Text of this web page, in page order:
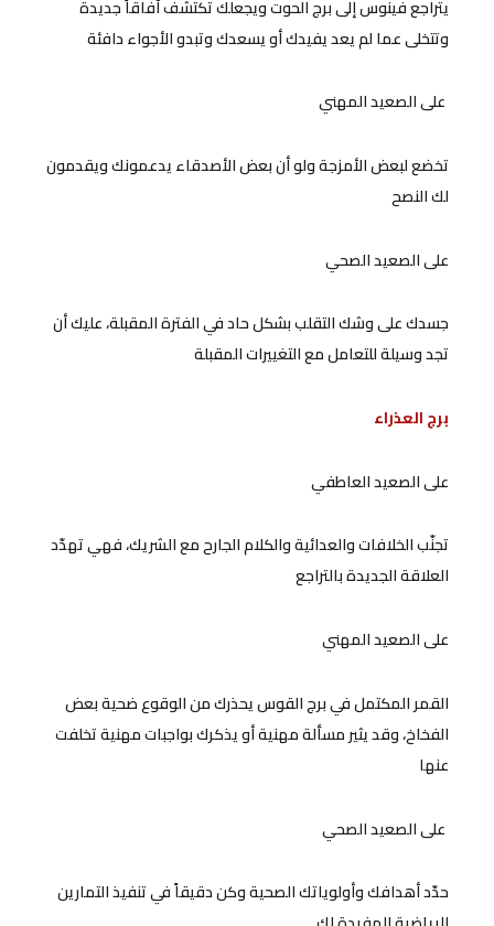
يتراجع فينوس إلى برج الحوت ويجعلك تكتشف آفاقاً جديدة
وتتخلى عما لم يعد يفيدك أو يسعدك وتبدو الأجواء دافئة
على الصعيد المهني
تخضع لبعض الأمزجة ولو أن بعض الأصدقاء يدعمونك ويقدمون
لك النصح
على الصعيد الصحي
جسدك على وشك التقلب بشكل حاد في الفترة المقبلة، عليك أن
تجد وسيلة للتعامل مع التغييرات المقبلة
برج العذراء
على الصعيد العاطفي
تجنّب الخلافات والعدائية والكلام الجارح مع الشريك، فهي تهدّد
العلاقة الجديدة بالتراجع
على الصعيد المهني
القمر المكتمل في برج القوس يحذرك من الوقوع ضحية بعض
الفخاخ، وقد يثير مسألة مهنية أو يذكرك بواجبات مهنية تخلفت
عنها
على الصعيد الصحي
حدّد أهدافك وأولوياتك الصحية وكن دقيقاً في تنفيذ التمارين